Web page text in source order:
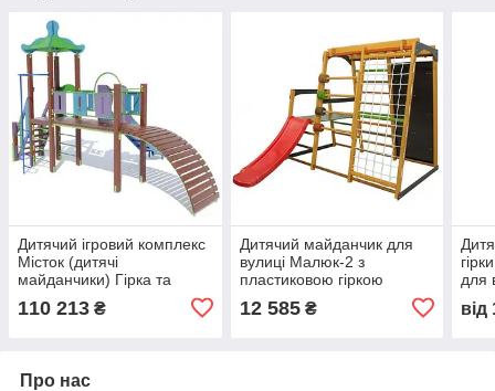
Дитячий ігровий комплекс
Місток (дитячі
майданчики) Гірка та
110 213 ₴
Дитячий майданчик для
вулиці Малюк-2 з
пластиковою гіркою
12 585₴
для
від
Про нас